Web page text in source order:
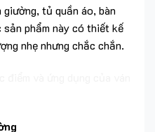
tủ quần áo, bàn
phẩm này có thiết kế
nhẹ nhưng chắc chắn.